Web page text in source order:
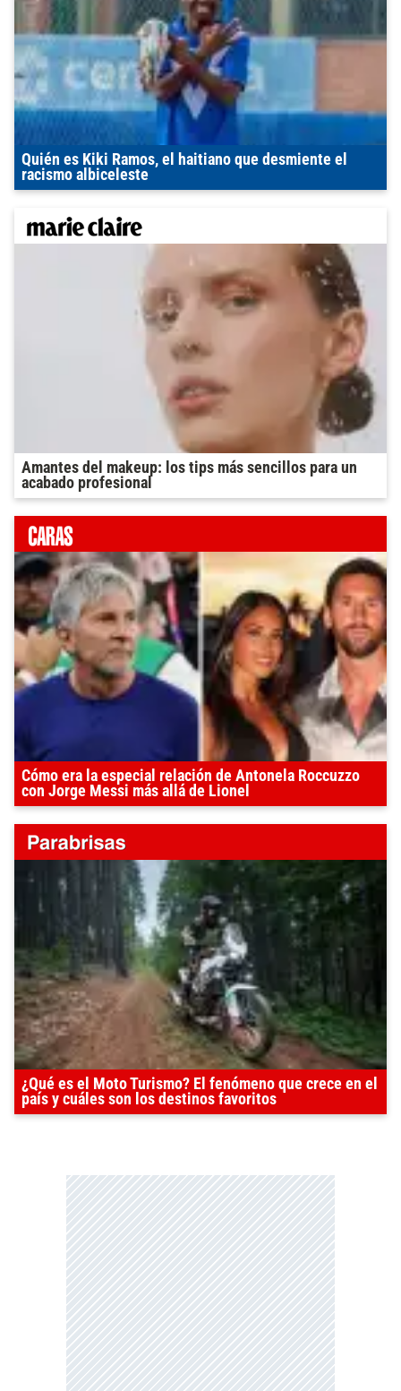
Quién es Kiki Ramos, el haitiano que desmiente el
racismo albiceleste
Amantes del makeup: los tips más sencillos para un
acabado profesional
Cómo era la especial relación de Antonela Roccuzzo
con Jorge Messi más allá de Lionel
¿Qué es el Moto Turismo? El fenómeno que crece en el
país y cuáles son los destinos favoritos